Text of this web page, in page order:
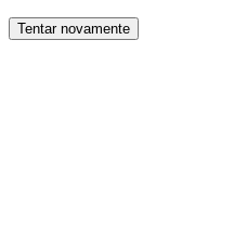
Tentar novamente